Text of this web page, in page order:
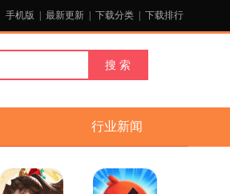
手机版 最新更新 下载分类 下载排行
行业新闻